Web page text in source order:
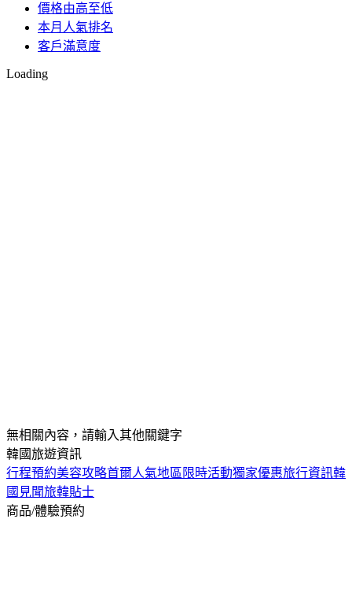
價格由高至低
本月人氣排名
客戶滿意度
Loading
無相關內容，請輸入其他關鍵字
韓國旅遊資訊
行程預約美容攻略首爾人氣地區 限時活動獨家優惠旅行資訊韓
國見聞旅韓貼士
商品/體驗預約